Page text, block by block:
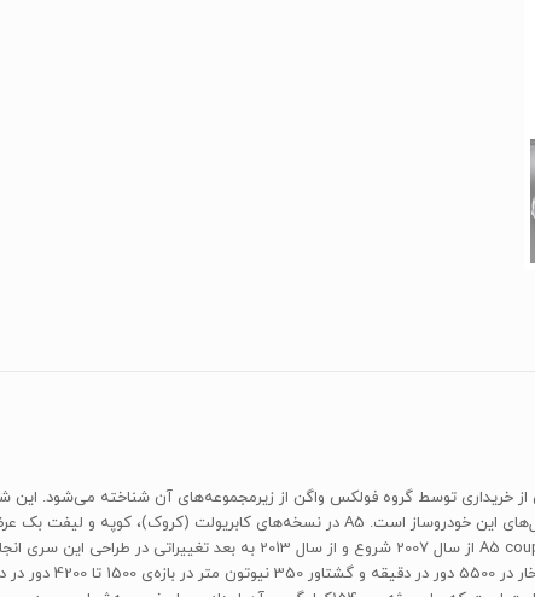
خودروساز آلمانی است که در سال 1909 تاسیس شد و پس از خریداری توسط گروه فولکس واگن از زیرمجموعه‌های آن
لیتری توربو شارژ 4 سیلندر با آرایش